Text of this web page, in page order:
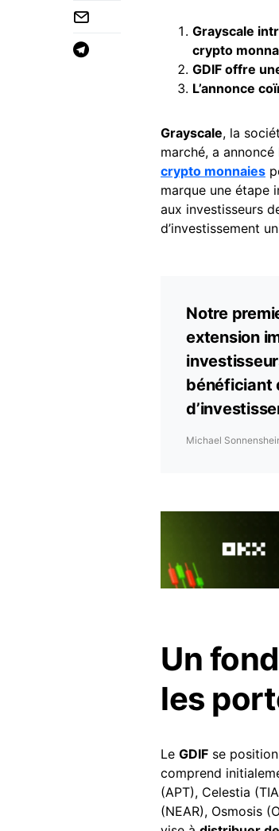
Grayscale
crypto
GDIF offre
L’annonce
Grayscale, la
marché, a annoncé
crypto monnaies
marque une étape
aux investisseurs
d’investissement
Notre
extension
bénéficiant
Michael
Un
les
Le GDIF se
comprend
(APT), Celestia
(NEAR), Osmosis